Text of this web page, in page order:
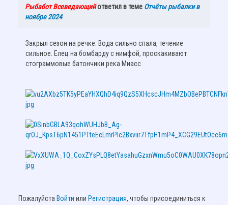
Рыбабот Всеведающийответил в теме Отчёты рыбалки в
ноябре 2024
Закрыл сезон на речке. Вода сильно спала, течение
сильное. Елец на бомбарду с нимфой, проскакивают
стограммовые батончики река Миасс
Пожалуйста Войти или Регистрация, чтобы присоединиться к